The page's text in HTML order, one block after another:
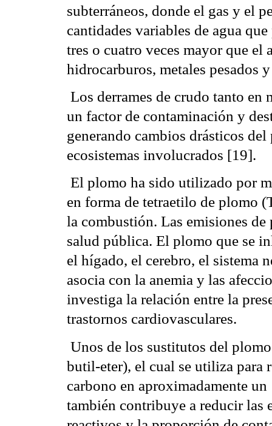
subterráneos, donde el gas y el
cantidades variables de agua
tres o cuatro veces mayor que el
hidrocarburos, metales pesados
 Los derrames de crudo tanto
un factor de contaminación y
generando cambios drásticos
ecosistemas involucrados [19].
 El plomo ha sido utilizado por
en forma de tetraetilo de plomo
la combustión. Las emisiones
salud pública. El plomo que se
el hígado, el cerebro, el sistema
asocia con la anemia y las
investiga la relación entre la
trastornos cardiovasculares.
 Unos de los sustitutos del
butil-eter), el cual se utiliza para
carbono en aproximadamente
también contribuye a reducir las